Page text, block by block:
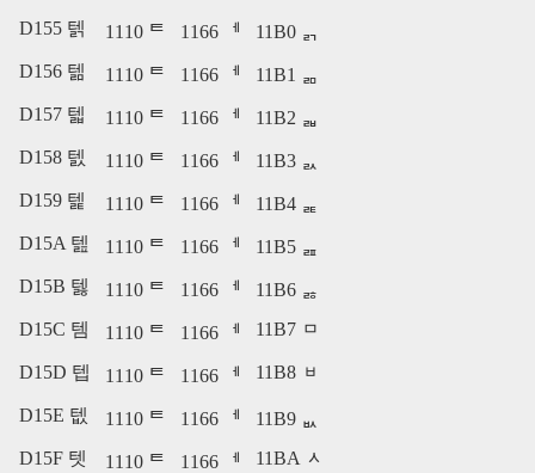
D155 텕 1110 ᄐ 1166 ᅦ
11B0 ᆰ
D156 텖
1110 ᄐ 1166 ᅦ
11B1 ᆱ
D157 텗
1110 ᄐ 1166 ᅦ
11B2 ᆲ
D158 텘
1110 ᄐ 1166 ᅦ
11B3 ᆳ
D159 텙
1110 ᄐ 1166 ᅦ
11B4 ᆴ
D15A 텚
1110 ᄐ 1166 ᅦ
11B5 ᆵ
D15B 텛
1110 ᄐ 1166 ᅦ
11B6 ᆶ
D15C 템
1110 ᄐ 1166 ᅦ 11B7 ᆷ
D15D 텝 1110 ᄐ 1166 ᅦ 11B8 ᆸ
D15E 텞 1110 ᄐ 1166 ᅦ
11B9 ᆹ
D15F 텟
1110 ᄐ 1166 ᅦ 11BA ᆺ